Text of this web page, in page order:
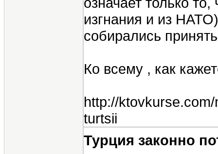
изгнания и из
собирались
Ко всему , как
http://
turtsii
Турция законно